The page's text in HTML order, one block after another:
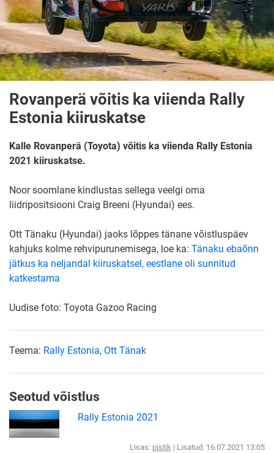
Rovanperä võitis ka viienda Rally
Estonia kiiruskatse
Kalle Rovanperä (Toyota) võitis ka viienda Rally Estonia
2021 kiiruskatse.
Noor soomlane kindlustas sellega veelgi oma
liidripositsiooni Craig Breeni (Hyundai) ees.
Ott Tänaku (Hyundai) jaoks lõppes tänane võistluspäev
kahjuks kolme rehvipurunemisega, loe ka: Tänaku ebaõnn
jätkus ka neljandal kiiruskatsel, eestlane oli sunnitud
katkestama
Uudise foto: Toyota Gazoo Racing
Teema: Rally Estonia, Ott Tänak
Seotud võistlus
Rally Estonia 2021
Lisas: pistik | Lisatud: 16.07.2021 13:05